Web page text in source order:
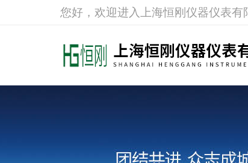
您好，欢迎进入上海恒刚仪器仪表有